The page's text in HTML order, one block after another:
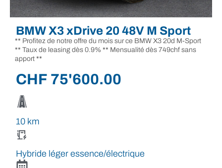
BMW X3 xDrive 20 48V M Sport
** Profitez de notre offre du mois sur ce BMW X3 20d M-Sport
** Taux de leasing dès 0.9% ** Mensualité dès 749chf sans
apport **
CHF 75'600.00
10 km
Hybride léger essence/électrique